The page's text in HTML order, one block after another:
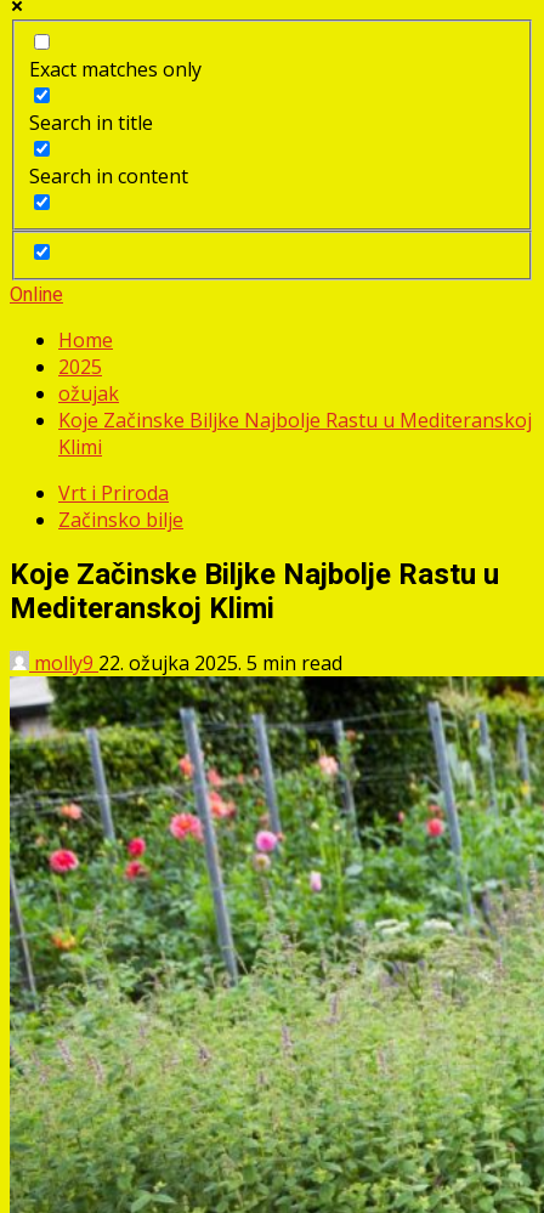
Exact matches only
Search in title
Search in content
Online
Home
2025
ožujak
Koje Začinske Biljke Najbolje Rastu u Mediteranskoj
Klimi
Vrt i Priroda
Začinsko bilje
Koje Začinske Biljke Najbolje Rastu u
Mediteranskoj Klimi
molly9 22. ožujka 2025. 5 min read